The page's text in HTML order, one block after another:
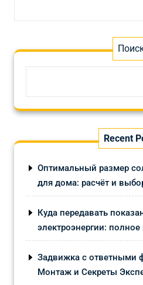
Recent
Оптимальный размер
для дома: расчёт и
Куда передавать
электроэнергии:
Задвижка с ответными
Монтаж и Секреты